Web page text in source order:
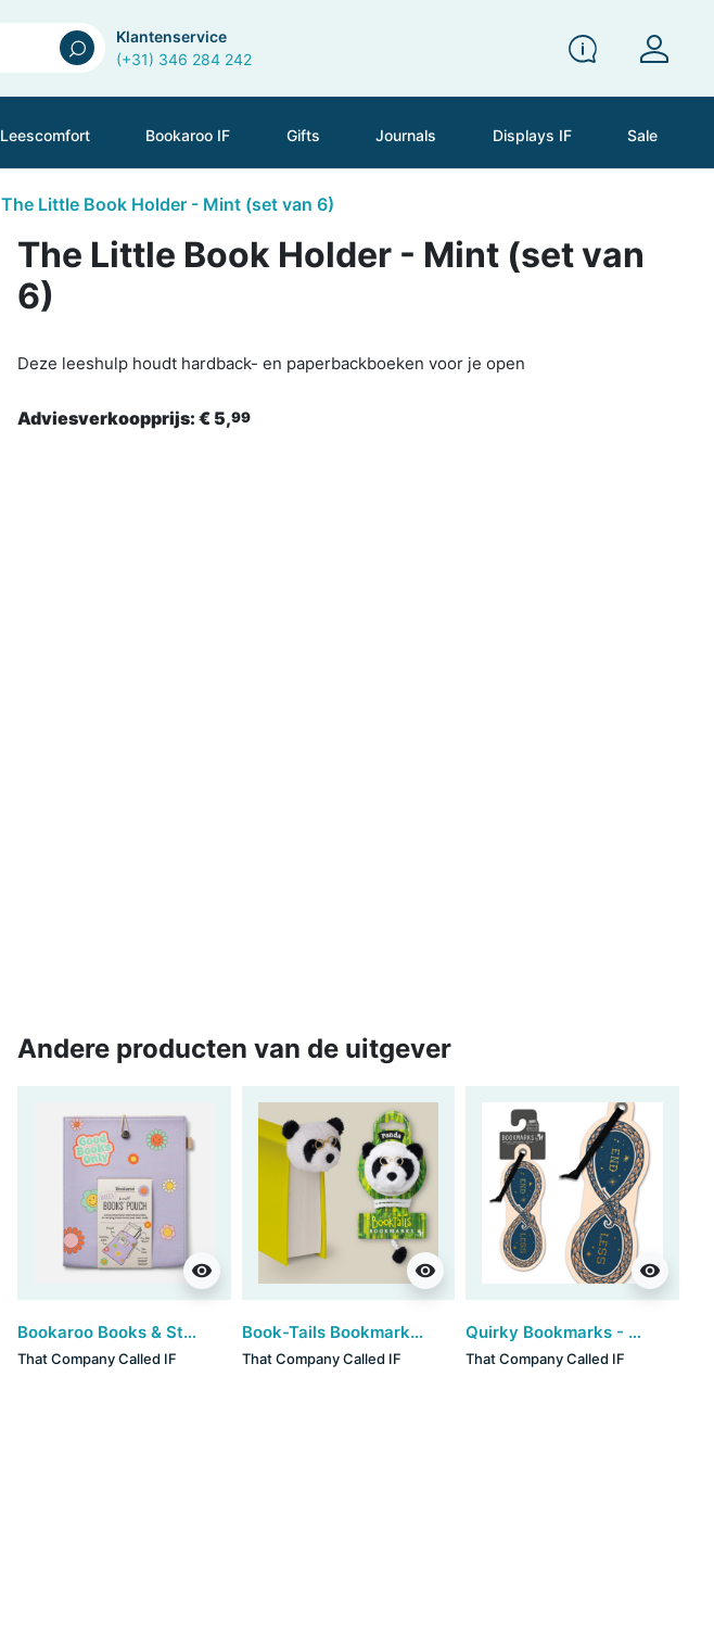
Klantenservice
(+31) 346 284 242
Leescomfort Bookaroo IF Gifts Journals Displays IF Sale
The Little Book Holder - Mint (set van 6)
The Little Book Holder - Mint (set van
6)
Deze leeshulp houdt hardback- en paperbackboeken voor je open
Adviesverkoopprijs: € 5,99
Andere producten van de uitgever
visibility
Bookaroo Books & Stuff Pouch - Good Vibes
That Company Called IF
visibility
Book-Tails Bookmarks - Panda (set van 6)
That Company Called IF
visibility
Quirky Bookmarks - Endless (set van 3)
That Company Called IF